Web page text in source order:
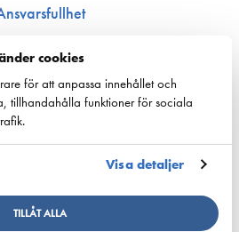
cookies
för att anpassa innehållet och
tillhandahålla funktioner för sociala
Visa detaljer
TILLÅT ALLA
och klimat
Säkerhet
och kompetens
och kompetens­frågor
med i Företagsbyn